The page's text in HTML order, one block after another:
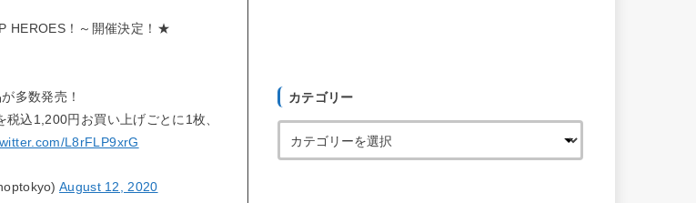
HEROES！～開催決定！★
多数発売！
込1,200円お買い上げごとに1枚、
L8rFLP9xrG
August 12, 2020
カテゴリー